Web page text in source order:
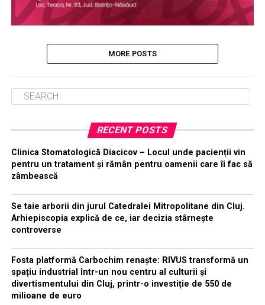
MORE POSTS
RECENT POSTS
Clinica Stomatologică Diacicov – Locul unde pacienții vin
pentru un tratament și rămân pentru oamenii care îi fac să
zâmbească
Se taie arborii din jurul Catedralei Mitropolitane din Cluj.
Arhiepiscopia explică de ce, iar decizia stârnește
controverse
Fosta platformă Carbochim renaște: RIVUS transformă un
spațiu industrial într-un nou centru al culturii și
divertismentului din Cluj, printr-o investiție de 550 de
milioane de euro